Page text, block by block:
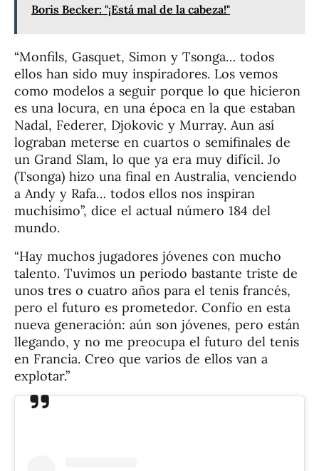
Boris Becker: "¡Está mal de la cabeza!"
“Monfils, Gasquet, Simon y Tsonga… todos
ellos han sido muy inspiradores. Los vemos
como modelos a seguir porque lo que hicieron
es una locura, en una época en la que estaban
Nadal, Federer, Djokovic y Murray. Aun así
lograban meterse en cuartos o semifinales de
un Grand Slam, lo que ya era muy difícil. Jo
(Tsonga) hizo una final en Australia, venciendo
a Andy y Rafa… todos ellos nos inspiran
muchísimo”, dice el actual número 184 del
mundo.
“Hay muchos jugadores jóvenes con mucho
talento. Tuvimos un periodo bastante triste de
unos tres o cuatro años para el tenis francés,
pero el futuro es prometedor. Confío en esta
nueva generación: aún son jóvenes, pero están
llegando, y no me preocupa el futuro del tenis
en Francia. Creo que varios de ellos van a
explotar.”